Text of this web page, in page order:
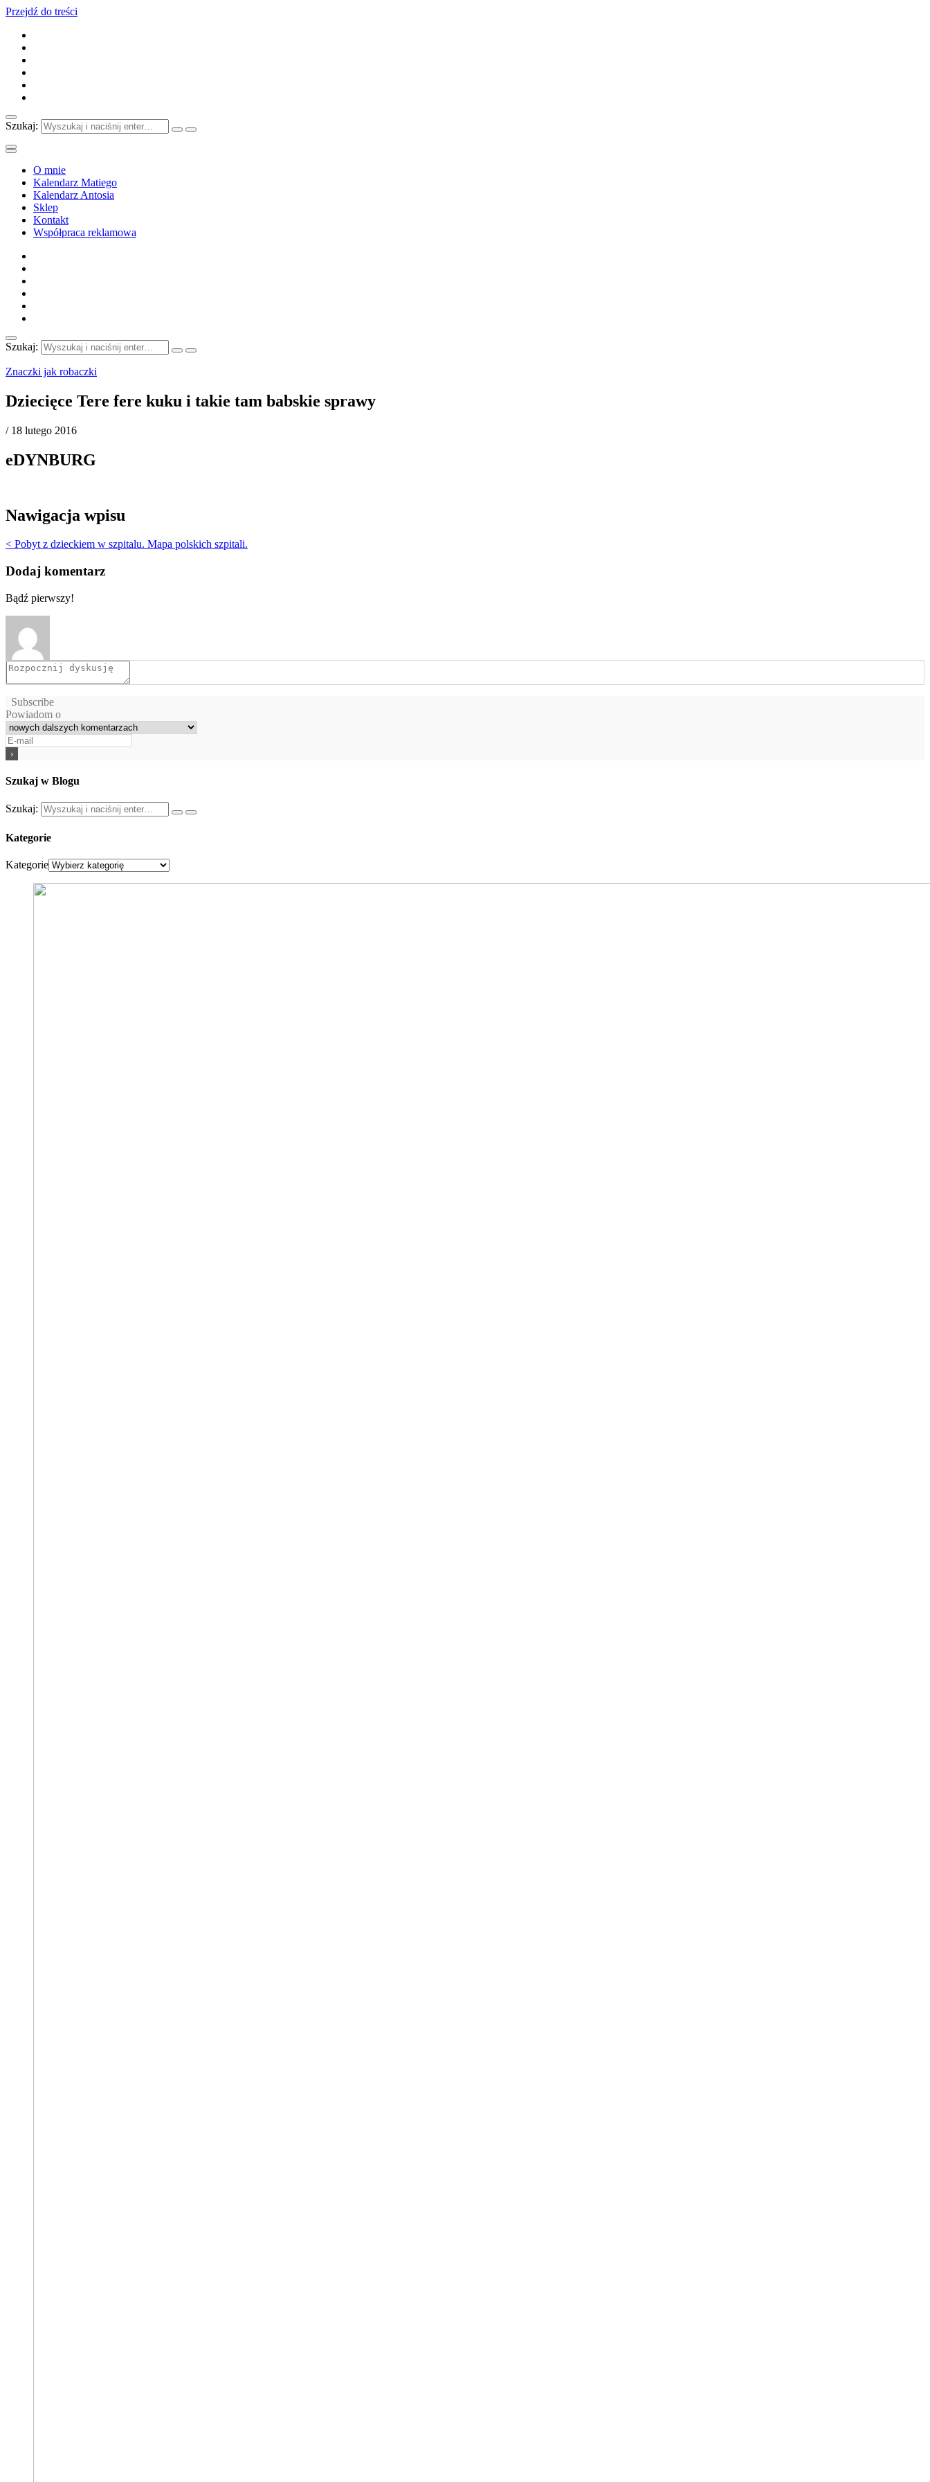
Przejdź do treści
Szukaj:
O mnie
Kalendarz Matiego
Kalendarz Antosia
Sklep
Kontakt
Współpraca reklamowa
Szukaj:
Znaczki jak robaczki
Dziecięce Tere fere kuku i takie tam babskie sprawy
/ 18 lutego 2016
eDYNBURG
Nawigacja wpisu
< Pobyt z dzieckiem w szpitalu. Mapa polskich szpitali.
Dodaj komentarz
Bądź pierwszy!
Subscribe
Powiadom o
Szukaj w Blogu
Szukaj:
Kategorie
Kategorie